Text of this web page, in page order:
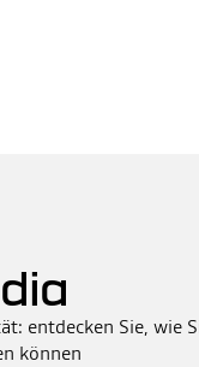
entdecken Sie, wie
können